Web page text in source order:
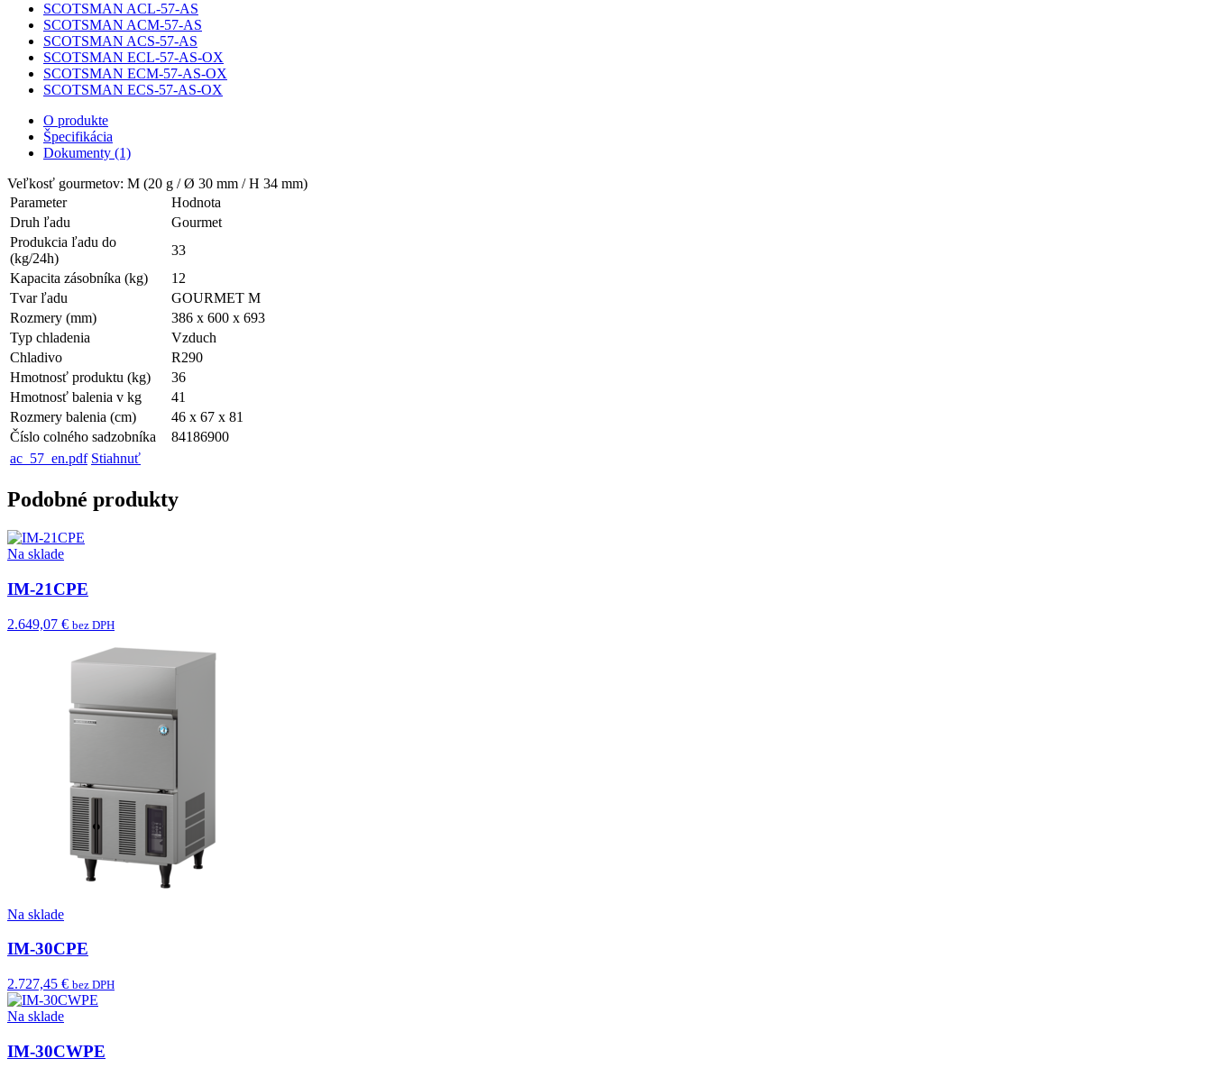
SCOTSMAN ACL-57-AS
SCOTSMAN ACM-57-AS
SCOTSMAN ACS-57-AS
SCOTSMAN ECL-57-AS-OX
SCOTSMAN ECM-57-AS-OX
SCOTSMAN ECS-57-AS-OX
O produkte
Špecifikácia
Dokumenty (1)
Veľkosť gourmetov: M (20 g / Ø 30 mm / H 34 mm)
Parameter
Hodnota
Druh ľadu
Gourmet
Produkcia ľadu do
(kg/24h)
33
Kapacita zásobníka (kg)
12
Tvar ľadu
GOURMET M
Rozmery (mm)
386 x 600 x 693
Typ chladenia
Vzduch
Chladivo
R290
Hmotnosť produktu (kg)
36
Hmotnosť balenia v kg
41
Rozmery balenia (cm)
46 x 67 x 81
Číslo colného sadzobníka
84186900
ac_57_en.pdf Stiahnuť
Podobné produkty
Na sklade
IM-21CPE
2.649,07 € bez DPH
Na sklade
IM-30CPE
2.727,45 € bez DPH
Na sklade
IM-30CWPE